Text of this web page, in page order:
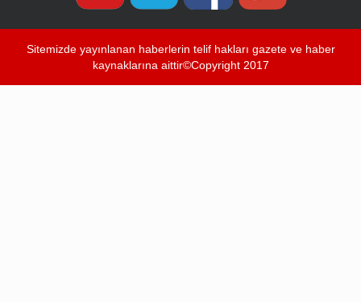
Sitemizde yayınlanan haberlerin telif hakları gazete ve haber
kaynaklarına aittir©Copyright 2017